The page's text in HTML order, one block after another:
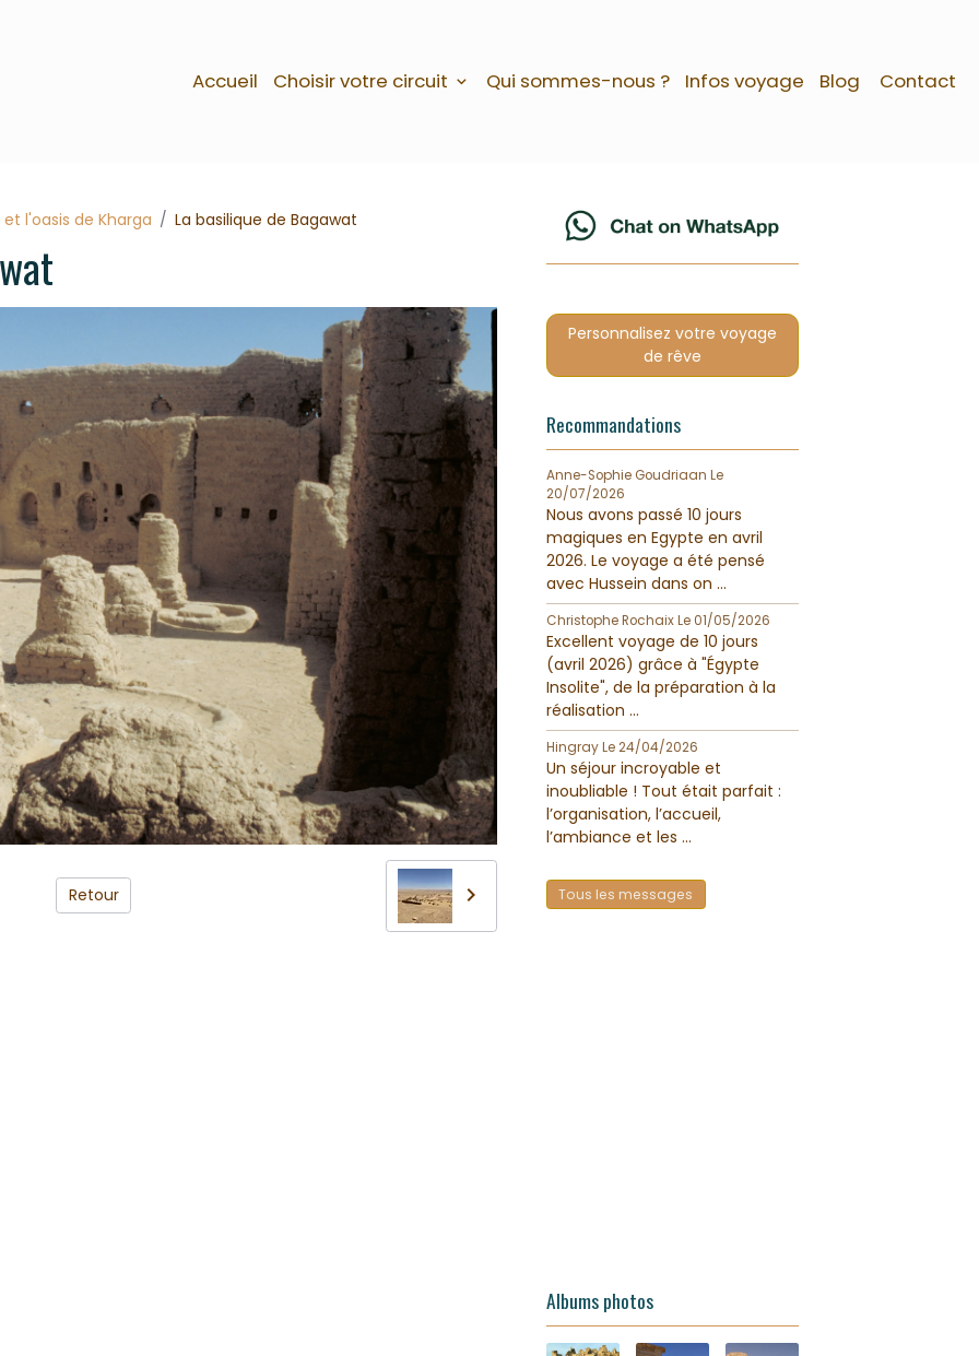
Accueil Choisir votre circuit Qui sommes-nous ? Infos voyage Blog Contact
l'oasis de Kharga La basilique de Bagawat
Retour
Personnalisez votre voyage
de rêve
Recommandations
Anne-Sophie Goudriaan Le
20/07/2026
Nous avons passé 10 jours
magiques en Egypte en avril
2026. Le voyage a été pensé
avec Hussein dans on ...
Christophe Rochaix Le 01/05/2026
Excellent voyage de 10 jours
(avril 2026) grâce à "Égypte
Insolite", de la préparation à la
réalisation ...
Hingray Le 24/04/2026
Un séjour incroyable et
inoubliable ! Tout était parfait :
l’organisation, l’accueil,
l’ambiance et les ...
Tous les messages
Albums photos